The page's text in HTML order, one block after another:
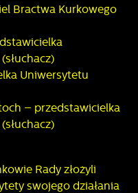
Bractwa Kurkowego
Uniwersytetu
– przedstawicielka
Rady złożyli
swojego działania